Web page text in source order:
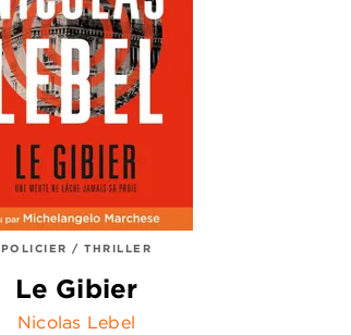
POLICIER / THRILLER
Le Gibier
Nicolas Lebel